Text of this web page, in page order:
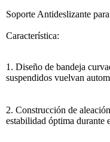
Soporte Antideslizante
Característica:
1. Diseño de bandeja
suspendidos vuelvan
2. Construcción de
estabilidad óptima durante